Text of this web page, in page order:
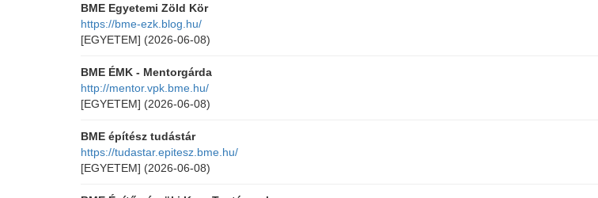
BME Egyetemi Zöld Kör
https://bme-ezk.blog.hu/
[EGYETEM] (2026-06-08)
BME ÉMK - Mentorgárda
http://mentor.vpk.bme.hu/
[EGYETEM] (2026-06-08)
BME építész tudástár
https://tudastar.epitesz.bme.hu/
[EGYETEM] (2026-06-08)